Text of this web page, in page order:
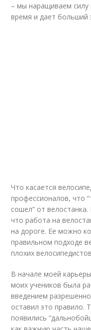
– мы наращиваем силу
время и дает больший
Что касается
профессионалов, что
сошел” от
что работа на
на дороге. Ее можно
правильном подходе
плохих
В начале моей
моих учеников была
введением
оставил это правило.
появились